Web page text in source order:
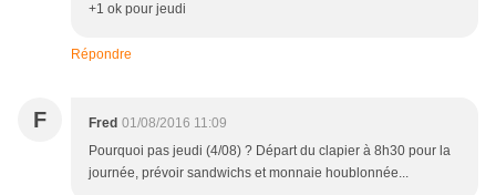
+1 ok pour jeudi
Répondre
F Fred 01/08/2016 11:09
Pourquoi pas jeudi (4/08) ? Départ du clapier à 8h30 pour la
journée, prévoir sandwichs et monnaie houblonnée...